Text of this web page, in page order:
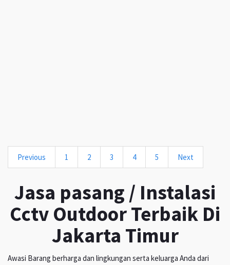
Previous 1 2 3 4 5 Next
Jasa pasang / Instalasi
Cctv Outdoor Terbaik Di
Jakarta Timur
Awasi Barang berharga dan lingkungan serta keluarga Anda dari